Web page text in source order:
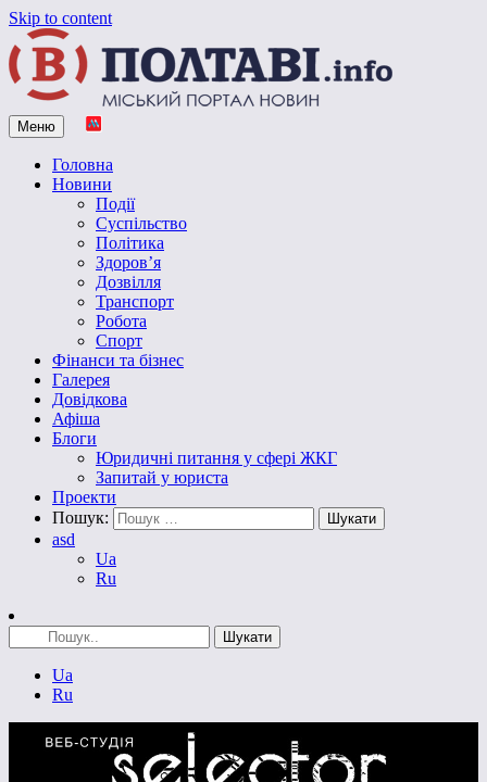
Skip to content
Vpoltave.info
Полтавський портал новин
Меню
Головна
Новини
Події
Суспільство
Політика
Здоров’я
Дозвілля
Транспорт
Робота
Спорт
Фінанси та бізнес
Галерея
Довідкова
Афіша
Блоги
Юридичні питання у сфері ЖКГ
Запитай у юриста
Проекти
Пошук:
asd
Ua
Ru
Ua
Ru